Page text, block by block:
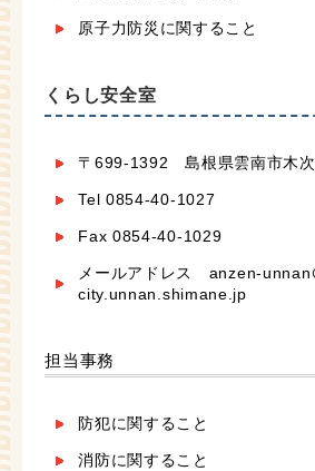
原子力防災に関すること
くらし安全室
〒699-1392 島根県雲南市木
Tel 0854-40-1027
Fax 0854-40-1029
メールアドレス anzen-unnan
city.unnan.shimane.jp
担当事務
防犯に関すること
消防に関すること